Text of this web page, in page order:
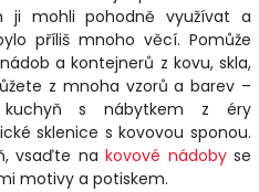
mohli pohodně využívat a
příliš mnoho věcí. Pomůže
a kontejnerů z kovu, skla,
z mnoha vzorů a barev –
s nábytkem z éry
sklenice s kovovou sponou.
vsaďte na kovové nádobyse
motivy a potiskem.